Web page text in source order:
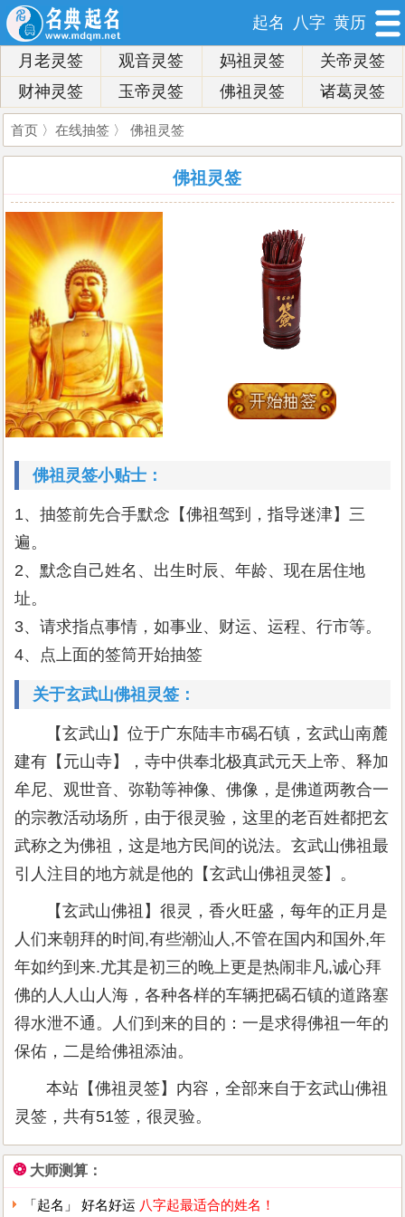
起名 八字 黄历
月老灵签 观音灵签 妈祖灵签
关帝灵签
财神灵签
玉帝灵签 佛祖灵签 诸葛灵签
首页 〉 在线抽签 〉 佛祖灵签
佛祖灵签
佛祖灵签小贴士：
1、抽签前先合手默念【佛祖驾到，指导迷津】三
遍。
2、默念自己姓名、出生时辰、年龄、现在居住地
址。
3、请求指点事情，如事业、财运、运程、行市等。
4、点上面的签筒开始抽签
关于玄武山佛祖灵签：
【玄武山】位于广东陆丰市碣石镇，玄武山南麓
建有【元山寺】，寺中供奉北极真武元天上帝、释加
牟尼、观世音、弥勒等神像、佛像，是佛道两教合一
的宗教活动场所，由于很灵验，这里的老百姓都把玄
武称之为佛祖，这是地方民间的说法。玄武山佛祖最
引人注目的地方就是他的【玄武山佛祖灵签】。
【玄武山佛祖】很灵，香火旺盛，每年的正月是
人们来朝拜的时间,有些潮汕人,不管在国内和国外,年
年如约到来.尤其是初三的晚上更是热闹非凡,诚心拜
佛的人人山人海，各种各样的车辆把碣石镇的道路塞
得水泄不通。人们到来的目的：一是求得佛祖一年的
保佑，二是给佛祖添油。
本站【佛祖灵签】内容，全部来自于玄武山佛祖
灵签，共有51签，很灵验。
❂ 大师测算：
「起名」 好名好运 八字起最适合的姓名！